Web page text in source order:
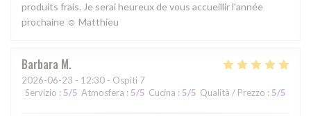
produits frais. Je serai heureux de vous accueillir l'année
prochaine ☺ Matthieu
Barbara M
2026-06-23 - 12:30 - Ospiti 7
Servizio : 5/5 Atmosfera : 5/5 Cucina : 5/5 Qualità / Prezzo : 5/5